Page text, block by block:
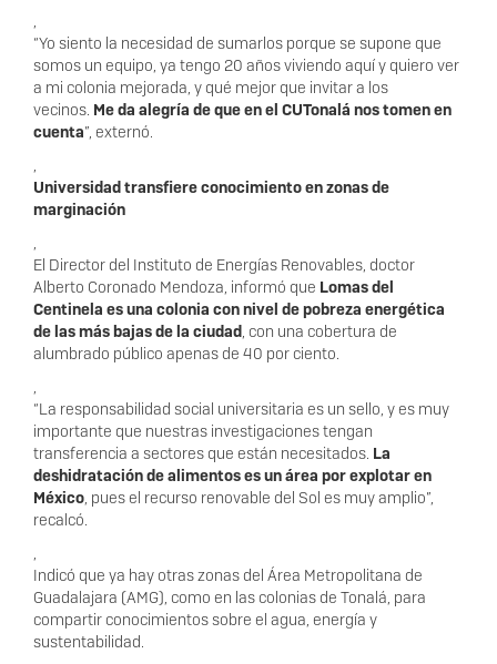
,
“Yo siento la necesidad de sumarlos porque se supone que
somos un equipo, ya tengo 20 años viviendo aquí y quiero ver
a mi colonia mejorada, y qué mejor que invitar a los
vecinos. Me da alegría de que en el CUTonalá nos tomen en
cuenta”, externó.
,
Universidad transfiere conocimiento en zonas de
marginación
,
El Director del Instituto de Energías Renovables, doctor
Alberto Coronado Mendoza, informó que Lomas del
Centinela es una colonia con nivel de pobreza energética
de las más bajas de la ciudad, con una cobertura de
alumbrado público apenas de 40 por ciento.
,
“La responsabilidad social universitaria es un sello, y es muy
importante que nuestras investigaciones tengan
transferencia a sectores que están necesitados. La
deshidratación de alimentos es un área por explotar en
México, pues el recurso renovable del Sol es muy amplio”,
recalcó.
,
Indicó que ya hay otras zonas del Área Metropolitana de
Guadalajara (AMG), como en las colonias de Tonalá, para
compartir conocimientos sobre el agua, energía y
sustentabilidad.